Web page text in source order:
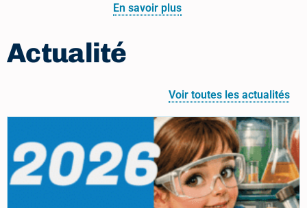
En savoir plus
Actualité
Voir toutes les actualités